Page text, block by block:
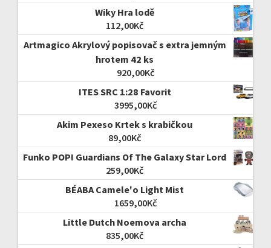
Wiky Hra lodě
112,00Kč
Artmagico Akrylový popisovač s extra jemným
hrotem 42 ks
920,00Kč
ITES SRC 1:28 Favorit
3995,00Kč
Akim Pexeso Krtek s krabičkou
89,00Kč
Funko POP! Guardians Of The Galaxy Star Lord
259,00Kč
BÉABA Camele'o Light Mist
1659,00Kč
Little Dutch Noemova archa
835,00Kč